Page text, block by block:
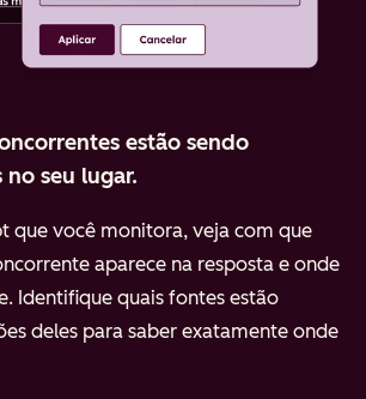
estão sendo
seu lugar.
que você monitora, veja com que
aparece na resposta e onde
Identifique quais fontes estão
deles para saber exatamente onde